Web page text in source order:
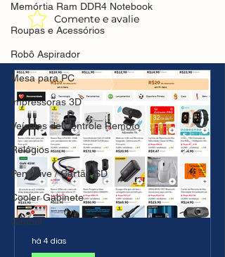
Memórtia Ram DDR4 Notebook
Roupas e Acessórios
Robô Aspirador
Mesa para PC
Impressoras 3D
Veículos de Controle Remoto
Relógios
Pen drive / Cartão SD
Cooler Gabinete
Gimbal
Grand Theft Auto VI -
PlayStation
5(Amazon)R$373,42 no
Pix // R$404,91 em 12X
Comente e avalie
há 4 dias